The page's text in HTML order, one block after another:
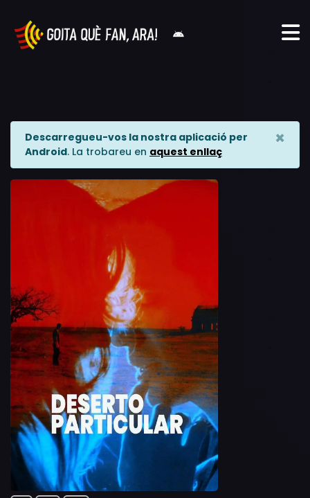
Descarregueu-vos la nostra aplicació per
Android. La trobareu en aquest enllaç
×